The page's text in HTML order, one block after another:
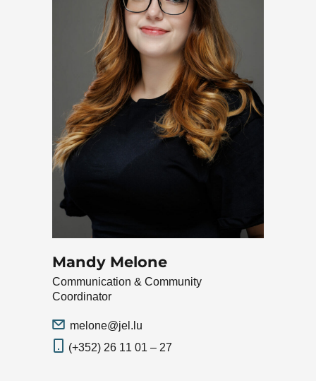
Mandy Melone
Communication & Community
Coordinator
melone@jel.lu
(+352) 26 11 01 – 27